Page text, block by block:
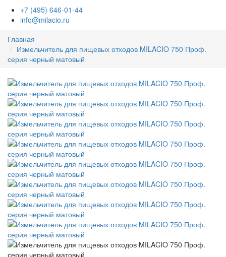
+7 (495) 646-01-44
info@milacio.ru
Главная
Измельчитель для пищевых отходов MILACIO 750 Проф.
серия черный матовый